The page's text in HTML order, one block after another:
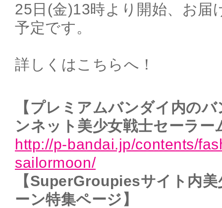
25日(金)13時より開始、お届
予定です。
詳しくはこちらへ！
【プレミアムバンダイ内の
ンネット美少女戦士セーラー
http://p-bandai.jp/contents/
sailormoon/
【SuperGroupiesサイト内
ーン特集ページ】